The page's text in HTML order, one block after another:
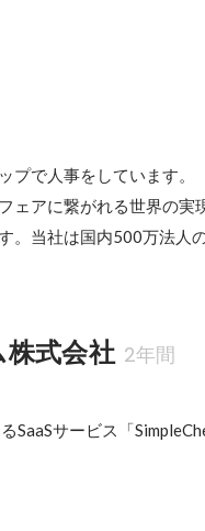
プで人事をしています。
ェアに繋がれる世界の
。当社は国内500万法人
式会社 2年間
SaaSサービス「